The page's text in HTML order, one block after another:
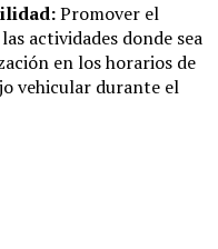
Promover el
actividades donde sea
en los horarios de
vehicular durante el